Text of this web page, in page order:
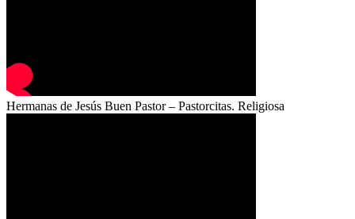
Hermanas de Jesús Buen Pastor – Pastorcitas. Religiosa